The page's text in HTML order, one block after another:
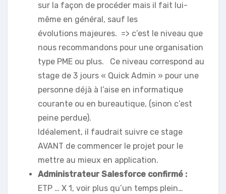
sur la façon de procéder mais il fait lui-
même en général, sauf les
évolutions majeures. => c’est le niveau que
nous recommandons pour une organisation
type PME ou plus. Ce niveau correspond au
stage de 3 jours « Quick Admin » pour une
personne déjà à l’aise en informatique
courante ou en bureautique, (sinon c’est
peine perdue).
Idéalement, il faudrait suivre ce stage
AVANT de commencer le projet pour le
mettre au mieux en application.
Administrateur Salesforce confirmé :
ETP … X 1, voir plus qu’un temps plein…